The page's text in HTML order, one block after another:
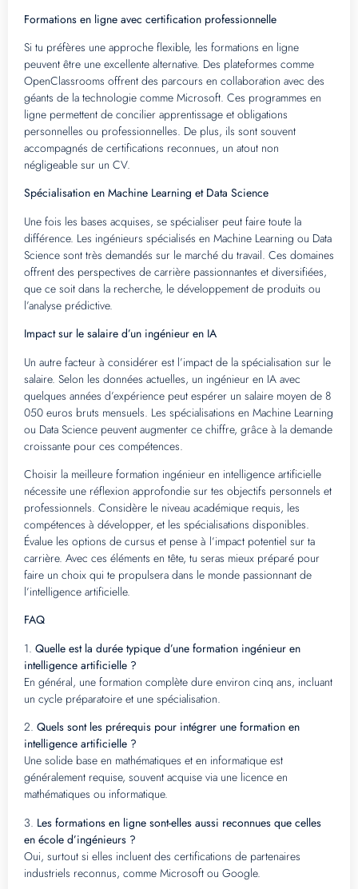
Formations en ligne avec certification professionnelle
Si tu préfères une approche flexible, les formations en ligne
peuvent être une excellente alternative. Des plateformes comme
OpenClassrooms offrent des parcours en collaboration avec des
géants de la technologie comme Microsoft. Ces programmes en
ligne permettent de concilier apprentissage et obligations
personnelles ou professionnelles. De plus, ils sont souvent
accompagnés de certifications reconnues, un atout non
négligeable sur un CV.
Spécialisation en Machine Learning et Data Science
Une fois les bases acquises, se spécialiser peut faire toute la
différence. Les ingénieurs spécialisés en Machine Learning ou Data
Science sont très demandés sur le marché du travail. Ces domaines
offrent des perspectives de carrière passionnantes et diversifiées,
que ce soit dans la recherche, le développement de produits ou
l’analyse prédictive.
Impact sur le salaire d’un ingénieur en IA
Un autre facteur à considérer est l’impact de la spécialisation sur le
salaire. Selon les données actuelles, un ingénieur en IA avec
quelques années d’expérience peut espérer un salaire moyen de 8
050 euros bruts mensuels. Les spécialisations en Machine Learning
ou Data Science peuvent augmenter ce chiffre, grâce à la demande
croissante pour ces compétences.
Choisir la meilleure formation ingénieur en intelligence artificielle
nécessite une réflexion approfondie sur tes objectifs personnels et
professionnels. Considère le niveau académique requis, les
compétences à développer, et les spécialisations disponibles.
Évalue les options de cursus et pense à l’impact potentiel sur ta
carrière. Avec ces éléments en tête, tu seras mieux préparé pour
faire un choix qui te propulsera dans le monde passionnant de
l’intelligence artificielle.
FAQ
1. Quelle est la durée typique d’une formation ingénieur en
intelligence artificielle ?
En général, une formation complète dure environ cinq ans, incluant
un cycle préparatoire et une spécialisation.
2. Quels sont les prérequis pour intégrer une formation en
intelligence artificielle ?
Une solide base en mathématiques et en informatique est
généralement requise, souvent acquise via une licence en
mathématiques ou informatique.
3. Les formations en ligne sont-elles aussi reconnues que celles
en école d’ingénieurs ?
Oui, surtout si elles incluent des certifications de partenaires
industriels reconnus, comme Microsoft ou Google.